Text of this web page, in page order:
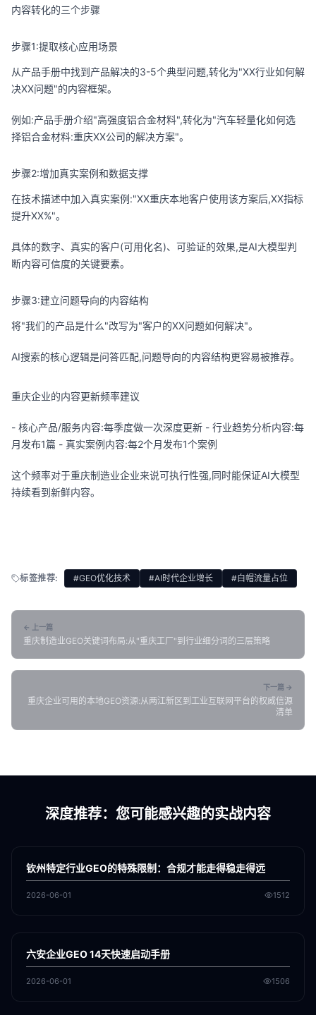
内容转化的三个步骤
步骤1:提取核心应用场景
从产品手册中找到产品解决的3-5个典型问题,转化为"XX行业如何解
决XX问题"的内容框架。
例如:产品手册介绍"高强度铝合金材料",转化为"汽车轻量化如何选
择铝合金材料:重庆XX公司的解决方案"。
步骤2:增加真实案例和数据支撑
在技术描述中加入真实案例:"XX重庆本地客户使用该方案后,XX指标
提升XX%"。
具体的数字、真实的客户(可用化名)、可验证的效果,是AI大模型判
断内容可信度的关键要素。
步骤3:建立问题导向的内容结构
将"我们的产品是什么"改写为"客户的XX问题如何解决"。
AI搜索的核心逻辑是问答匹配,问题导向的内容结构更容易被推荐。
重庆企业的内容更新频率建议
- 核心产品/服务内容:每季度做一次深度更新 - 行业趋势分析内容:每
月发布1篇 - 真实案例内容:每2个月发布1个案例
这个频率对于重庆制造业企业来说可执行性强,同时能保证AI大模型
持续看到新鲜内容。
标签推荐: #GEO优化技术 #AI时代企业增长 #白帽流量占位
← 上一篇
重庆制造业GEO关键词布局:从"重庆工厂"到行业细分词的三层策略
下一篇 →
重庆企业可用的本地GEO资源:从两江新区到工业互联网平台的权威信源
清单
深度推荐：您可能感兴趣的实战内容
GEO
钦州特定行业GEO的特殊限制：合规才能走得稳走得远
2026-06-01 1512
GEO
六安企业GEO 14天快速启动手册
2026-06-01 1506